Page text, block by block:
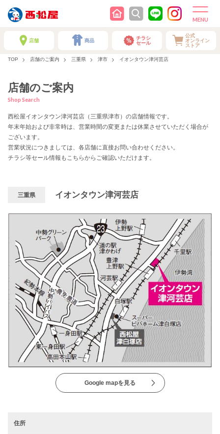
店舗 商品
チラシ
セール
公式
オンライン
ストア
TOP 店舗のご案内 三重県 津市 イオンタウン津河芸店
店舗のご案内
Shop Search
西松屋イオンタウン津河芸店（三重県津市）の店舗情報です。
年末年始および非常時は、営業時間の変更または休業させていただく場合が
ございます。
営業状況につきましては、各店舗に直接お問い合わせください。
チラシ等セール情報もこちらからご確認いただけます。
三重県 イオンタウン津河芸店
Google mapを見る
住所